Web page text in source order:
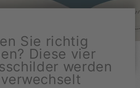
Sie richtig
Diese vier
werden